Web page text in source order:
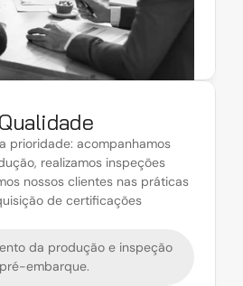
prioridade: acompanhamos
realizamos inspeções
nossos clientes nas práticas
de certificações
da produção e inspeção
embarque.